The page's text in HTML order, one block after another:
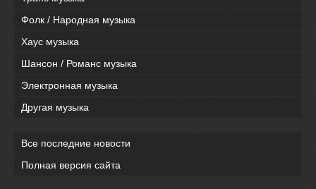
Фолк / Народная музыка
Хаус музыка
Шансон / Романс музыка
Электронная музыка
Другая музыка
Все последние новости
Полная версия сайта